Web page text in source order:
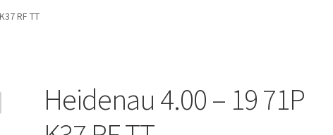
RF TT
Heidenau 4.00 – 19 71P